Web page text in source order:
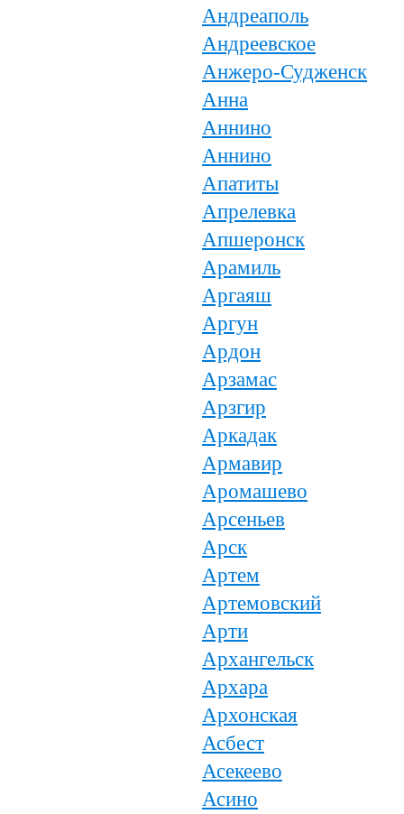
Андреаполь
Андреевское
Анжеро-Судженск
Анна
Аннино
Аннино
Апатиты
Апрелевка
Апшеронск
Арамиль
Аргаяш
Аргун
Ардон
Арзамас
Арзгир
Аркадак
Армавир
Аромашево
Арсеньев
Арск
Артем
Артемовский
Арти
Архангельск
Архара
Архонская
Асбест
Асекеево
Асино